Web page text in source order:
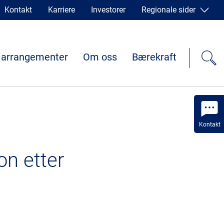
Kontakt
Kontakt Karriere Investorer Regionale sider
Om oss Bærekraft
etter